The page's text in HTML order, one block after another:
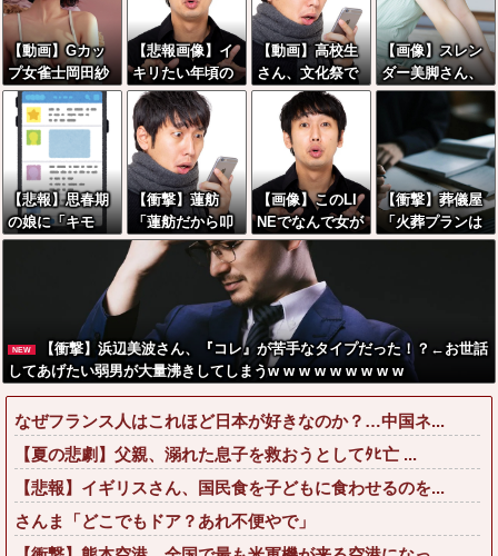
【動画】Gカッ
プ女雀士岡田紗
佳(32)、あたシ
コ乳プルンプル
ンダンス
【悲報画像】イ
キリたい年頃の
中学生さん、和
彫を入れて人生
終了へ←これw
w w w w w
【動画】高校生
さん、文化祭で
コーヒーカップ
を作って大盛り
あがり←なんか
どっかで見たこ
とあると話題に
【画像】スレン
ダー美脚さん、
とんでもないダ
ンスを披露して
しまうwwwww
wwww
【悲報】思春期
の娘に「キモ
ッ」と言われた
るｗｗｗｗｗｗ
【衝撃】蓮舫
「蓮舫だから叩
いて良いという
報道に向き合い
ます！」X民
「高市だから叩
いて良いをやっ
てるのがお前だ
ろ」←これ…w
w
【画像】このLI
NEでなんで女が
怒ってるのか分
かんない奴はモ
テない奴確定ら
しい←お前らは
勿論わかるよ
な？？？？？？
？
【衝撃】葬儀屋
「火葬プランは
どうなさいます
w w w w w w w
w w
NEW
【衝撃】浜辺美波さん、『コレ』が苦手なタイプだった！？←お世話
してあげたい弱男が大量沸きしてしまうw w w w w w w w w
なぜフランス人はこれほど日本が好きなのか？…中国ネ...
【夏の悲劇】父親、溺れた息子を救おうとしてﾀﾋ亡 ...
【悲報】イギリスさん、国民食を子どもに食わせるのを...
さんま「どこでもドア？あれ不便やで」